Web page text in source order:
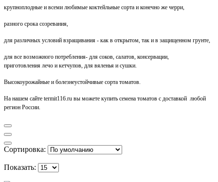
крупноплодные и всеми любимые коктейльные сорта и конечно же черри,
разного срока созревания,
для различных условий взращивания - как в открытом, так и в защищенном грунте,
для все возможного потребления- для соков, салатов, консервации,
приготовления лечо и кетчупов, для вяленья и сушки.
Высокоурожайные и болезнеустойчивые сорта томатов.
На нашем сайте termit116.ru вы можете купить семена томатов с доставкой любой
регион России.
Сортировка:
Показать: